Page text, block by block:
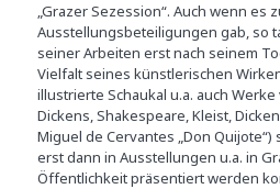
„Grazer Sezession“. Auch wenn
Ausstellungsbeteiligungen gab, so
seiner Arbeiten erst nach seinem
Vielfalt seines künstlerischen
illustrierte Schaukal u.a. auch Werke
Dickens, Shakespeare, Kleist,
Miguel de Cervantes „Don
erst dann in Ausstellungen u.a. in
Öffentlichkeit präsentiert werden